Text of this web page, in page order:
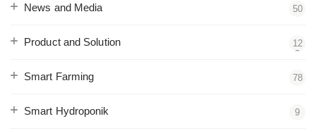
News and Media 50
Product and Solution
12
2
Smart Farming 78
Smart Hydroponik 9